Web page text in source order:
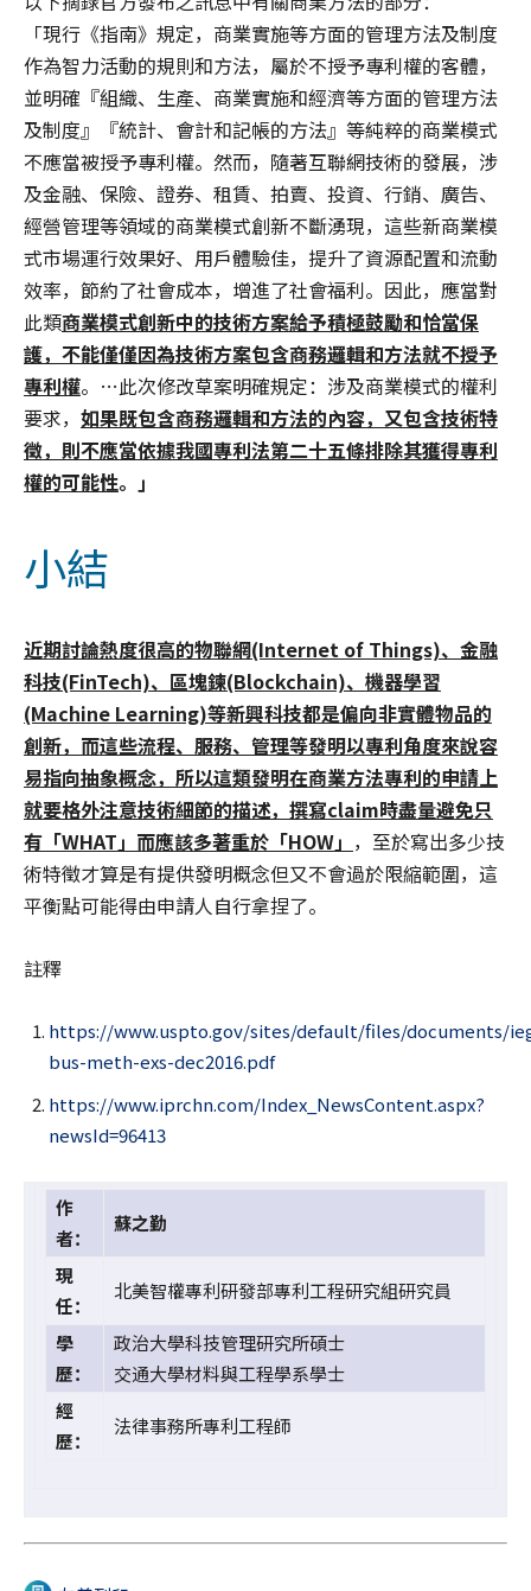
「現行《指南》規定，商業實施等方面的管理方法及制度
作為智力活動的規則和方法，屬於不授予專利權的客體，
並明確『組織、生產、商業實施和經濟等方面的管理方法
及制度』『統計、會計和記帳的方法』等純粹的商業模式
不應當被授予專利權。然而，隨著互聯網技術的發展，涉
及金融、保險、證券、租賃、拍賣、投資、行銷、廣告、
經營管理等領域的商業模式創新不斷湧現，這些新商業模
式市場運行效果好、用戶體驗佳，提升了資源配置和流動
效率，節約了社會成本，增進了社會福利。因此，應當對
此類商業模式創新中的技術方案給予積極鼓勵和恰當保
護，不能僅僅因為技術方案包含商務邏輯和方法就不授予
專利權。…此次修改草案明確規定：涉及商業模式的權利
要求， 如果既包含商務邏輯和方法的內容，又包含技術特
徵，則不應當依據我國專利法第二十五條排除其獲得專利
權的可能性。 」
小結
近期討論熱度很高的物聯網(Internet of Things)、金融
科技(FinTech)、區塊鍊(Blockchain)、機器學習
(Machine Learning)等新興科技都是偏向非實體物品的
創新，而這些流程、服務、管理等發明以專利角度來說容
易指向抽象概念，所以這類發明在商業方法專利的申請上
就要格外注意技術細節的描述，撰寫claim時盡量避免只
有「WHAT 」而應該多著重於「HOW」 ，至於寫出多少技
術特徵才算是有提供發明概念但又不會過於限縮範圍，這
平衡點可能得由申請人自行拿捏了。
註釋
https://www.uspto.gov/sites/default/files/documents/
bus-meth-exs-dec2016.pdf
https://www.iprchn.com/Index_NewsContent.aspx?
newsId=96413
作
者：
蘇之勤
現
任：
北美智權專利研發部專利工程研究組研究員
學
歷：
政治大學科技管理研究所碩士
交通大學材料與工程學系學士
經
歷：
法律事務所專利工程師